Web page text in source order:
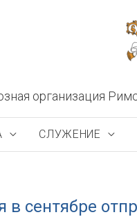
организация
СЛУЖЕНИЕ
в сентябре